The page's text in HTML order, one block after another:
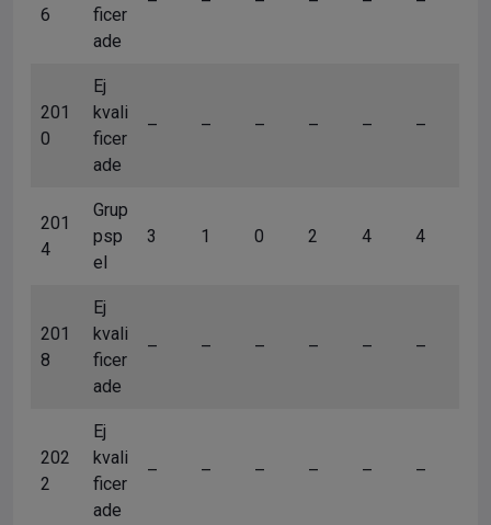
6
ficer
ade
201
0
Ej
kvali
ficer
ade
– – – – – –
201
4
Grup
psp
el
3 1 0 2 4 4
201
8
Ej
kvali
ficer
ade
– – – – – –
202
2
Ej
kvali
ficer
ade
– – – – – –